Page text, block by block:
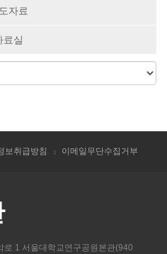
자료
료실
보취급방침 이메일무단수집거부
로 1 서울대학교연구공원본관(940